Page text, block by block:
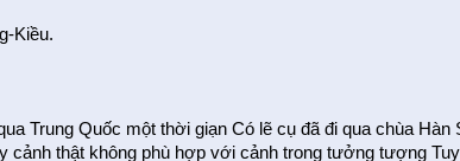
Kiều.
Trung Quốc một thời giạn Có lẽ cụ đã đi qua chùa Hàn
cảnh thật không phù hợp với cảnh trong tưởng tượng